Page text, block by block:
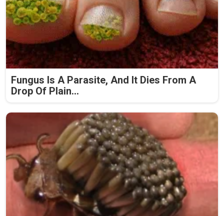
Fungus Is A Parasite, And It Dies From A
Drop Of Plain...